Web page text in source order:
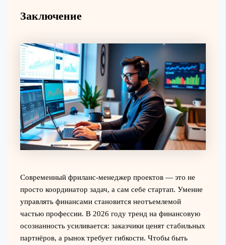
Заключение
Современный фриланс-менеджер проектов — это не
просто координатор задач, а сам себе стартап. Умение
управлять финансами становится неотъемлемой
частью профессии. В 2026 году тренд на финансовую
осознанность усиливается: заказчики ценят стабильных
партнёров, а рынок требует гибкости. Чтобы быть